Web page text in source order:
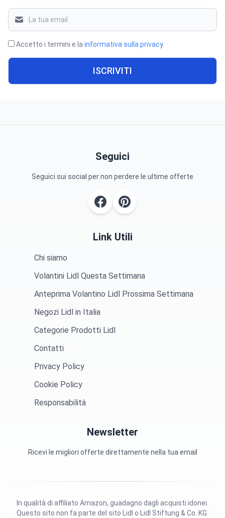
Accetto i termini e la informativa sulla privacy.
ISCRIVITI
Seguici
Seguici sui social per non perdere le ultime offerte
Link Utili
Chi siamo
Volantini Lidl Questa Settimana
Anteprima Volantino Lidl Prossima Settimana
Negozi Lidl in Italia
Categorie Prodotti Lidl
Contatti
Privacy Policy
Cookie Policy
Responsabilità
Newsletter
Ricevi le migliori offerte direttamente nella tua email
Questo sito non fa parte del sito Lidl o Lidl Stiftung & Co. KG.
In qualità di affiliato Amazon, guadagno dagli acquisti idonei.